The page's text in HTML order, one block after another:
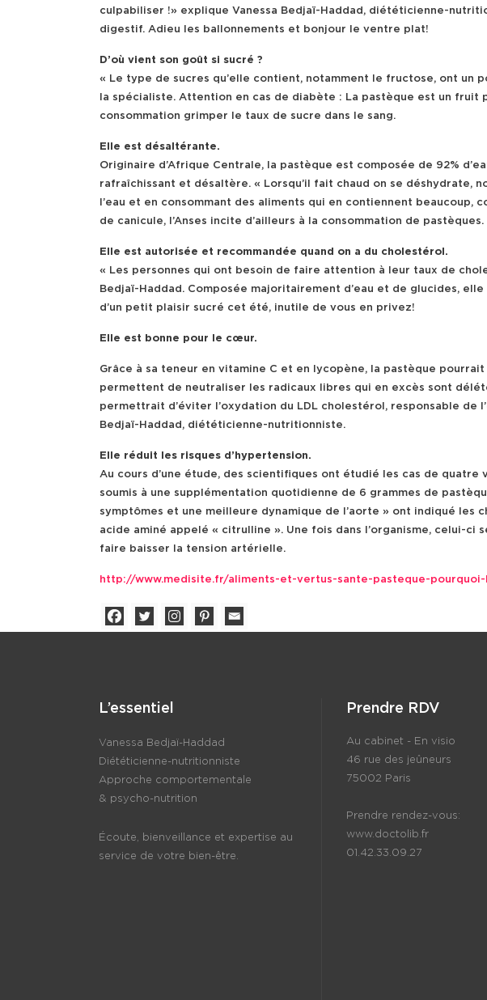
culpabiliser !» explique Vanessa Bedjaï-Haddad, diététicienne-
digestif. Adieu les ballonnements et bonjour le ventre plat!
D’où vient son goût si sucré ?
« Le type de sucres qu’elle contient, notamment le fructose, ont un
la spécialiste. Attention en cas de diabète : La pastèque est un fruit
consommation grimper le taux de sucre dans le sang.
Elle est désaltérante.
Originaire d’Afrique Centrale, la pastèque est composée de 92%
rafraîchissant et désaltère. « Lorsqu’il fait chaud on se déshydrate,
l’eau et en consommant des aliments qui en contiennent
de canicule, l’Anses incite d’ailleurs à la consommation de pastèques.
Elle est autorisée et recommandée quand on a du cholestérol.
« Les personnes qui ont besoin de faire attention à leur taux de
Bedjaï-Haddad. Composée majoritairement d’eau et de glucides,
d’un petit plaisir sucré cet été, inutile de vous en privez!
Elle est bonne pour le cœur.
Grâce à sa teneur en vitamine C et en lycopène, la pastèque
permettent de neutraliser les radicaux libres qui en excès sont
permettrait d’éviter l’oxydation du LDL cholestérol, responsable
Bedjaï-Haddad, diététicienne-nutritionniste.
Elle réduit les risques d’hypertension.
Au cours d’une étude, des scientifiques ont étudié les cas de
soumis à une supplémentation quotidienne de 6 grammes de
symptômes et une meilleure dynamique de l’aorte » ont indiqué les
acide aminé appelé « citrulline ». Une fois dans l’organisme, celui-
faire baisser la tension artérielle.
http://www.medisite.fr/aliments-et-vertus-sante-pasteque-
L’essentiel
Vanessa Bedjaï-Haddad
Diététicienne-nutritionniste
Approche comportementale
& psycho-nutrition
Écoute, bienveillance et expertise au
service de votre bien-être.
Prendre RDV
Au cabinet - En visio
46 rue des jeûneurs
75002 Paris
Prendre rendez-vous:
www.doctolib.fr
01.42.33.09.27